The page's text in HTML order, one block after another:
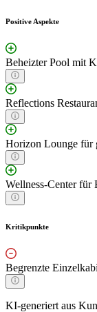
Positive Aspekte
Beheizter Pool mit
Reflections
Horizon Lounge für
Wellness-Center für
Kritikpunkte
Begrenzte
KI-generiert aus